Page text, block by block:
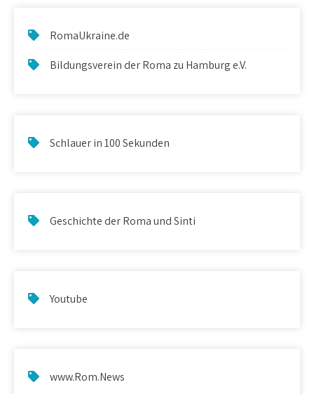
RomaUkraine.de
Bildungsverein der Roma zu Hamburg e.V.
Schlauer in 100 Sekunden
Geschichte der Roma und Sinti
Youtube
www.Rom.News